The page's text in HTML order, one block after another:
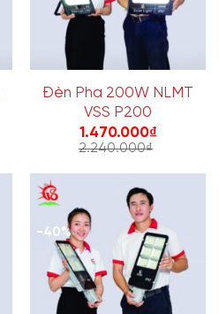
Đèn Pha 200W NLMT
VSS P200
1.470.000₫
2.240.000₫
-40%